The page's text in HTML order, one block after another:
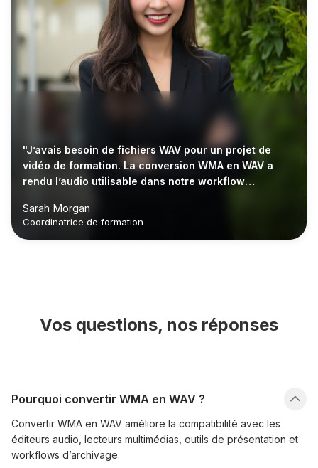
"J’avais besoin de fichiers WAV pour un projet de
vidéo de formation. La conversion WMA en WAV a
rendu l’audio utilisable dans notre workflow
Sarah Morgan
Coordinatrice de formation
Vos questions, nos réponses
Pourquoi convertir WMA en WAV ?
Convertir WMA en WAV améliore la compatibilité avec les
éditeurs audio, lecteurs multimédias, outils de présentation et
workflows d’archivage.